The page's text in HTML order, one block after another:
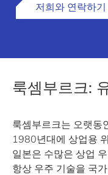
저희와 연락하기
룩셈부르크:
룩셈부르크는 오랫동
1980년대에 상업용
일본은 수많은 상업
항상 우주 기술을 국